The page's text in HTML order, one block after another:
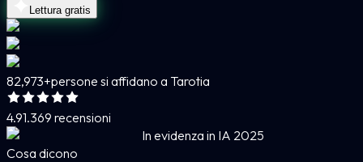
Lettura gratis
82,973+persone si affidano a Tarotia
4.91.369 recensioni
In evidenza in IA 2025
Cosa dicono